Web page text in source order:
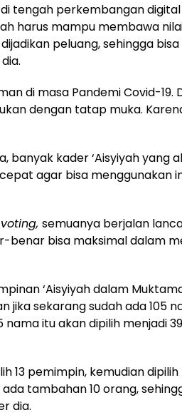
tengah perkembangan
harus mampu membawa
peluang, sehingga
di masa Pandemi Covid-19.
dengan tatap muka.
banyak kader ‘Aisyiyah yang
agar bisa menggunakan
semuanya berjalan
benar bisa maksimal dalam
‘Aisyiyah dalam
jika sekarang sudah ada 105
nama itu akan dipilih menjadi
13 pemimpin, kemudian
tambahan 10 orang,
dia.